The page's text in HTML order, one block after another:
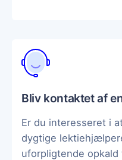
Bliv kontaktet af
Er du interesseret i
dygtige
uforpligtende